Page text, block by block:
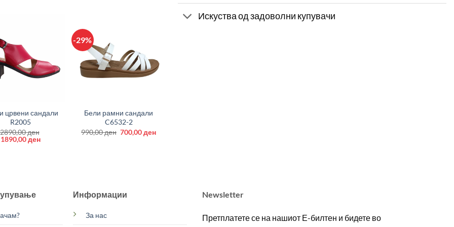
црвени сандали
R2005
2890,00ден
Original
1890,00денCurrent
-29%
Бели рамни сандали
C6532-2
990,00ден Original
price
700,00денCurrent
Искуства од задоволни купувачи
Информации
За нас
Newsletter
Претплатете се на нашиот Е-билтен и бидете во